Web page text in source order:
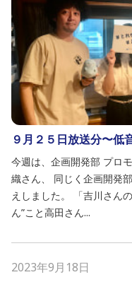
９月２５日放送分〜低
今週は、企画開発部 プロ
織さん、 同じく企画開発
えしました。 「吉川さん
ん”こと高田さん...
2023年9月18日